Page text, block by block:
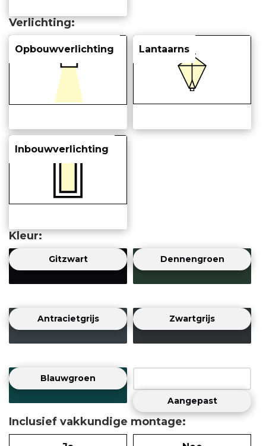
Verlichting
Opbouwverlichting Lantaarns
Inbouwverlichting
Kleur
Gitzwart Dennengroen
Antracietgrijs Zwartgrijs
Blauwgroen
Aangepast
Inclusief vakkundige montage